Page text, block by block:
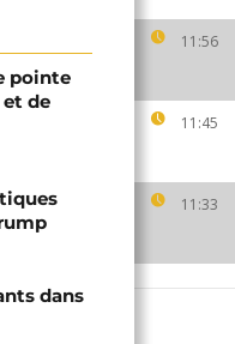
11:56
11:45
11:33
pointe
de
dans